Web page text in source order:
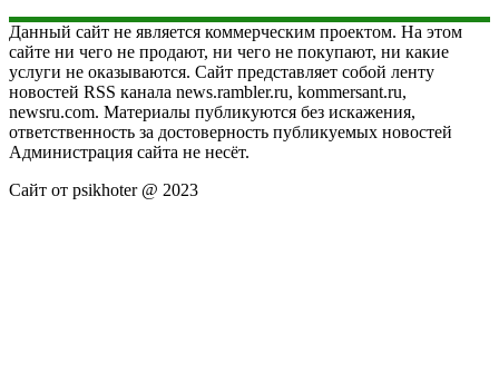
Данный сайт не является коммерческим проектом. На этом
сайте ни чего не продают, ни чего не покупают, ни какие
услуги не оказываются. Сайт представляет собой ленту
новостей RSS канала news.rambler.ru, kommersant.ru,
newsru.com. Материалы публикуются без искажения,
ответственность за достоверность публикуемых новостей
Администрация сайта не несёт.
Сайт от psikhoter @ 2023